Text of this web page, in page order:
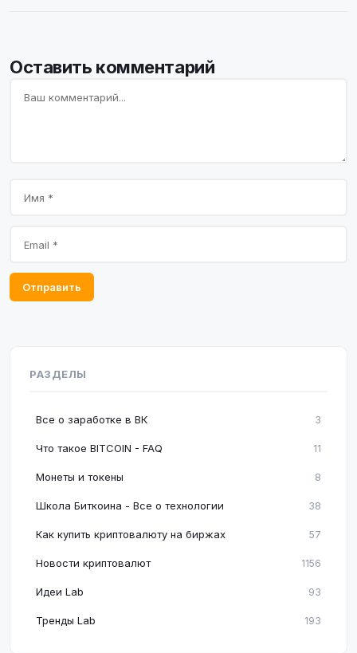
Оставить комментарий
Отправить
РАЗДЕЛЫ
Все о заработке в ВК 3
Что такое BITCOIN - FAQ 11
Монеты и токены 8
Школа Биткоина - Все о технологии 38
Как купить криптовалюту на биржах 57
Новости криптовалют 1156
Идеи Lab 93
Тренды Lab 193